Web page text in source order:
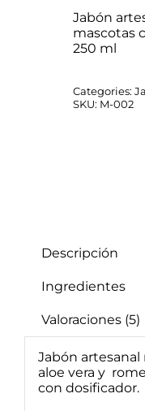
con
4.80
5 en base a
valoraciones
de clientes
Jabón
mascotas
250 ml
Categories:
SKU: M-002
Descripción
Ingredientes
Valoraciones (5)
Jabón artesanal
aloe vera y
con dosificador.